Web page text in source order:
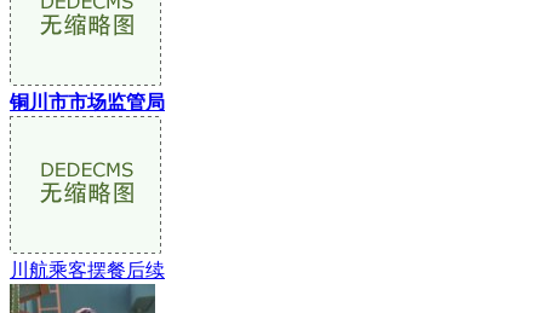
铜川市市场监管局
川航乘客摆餐后续